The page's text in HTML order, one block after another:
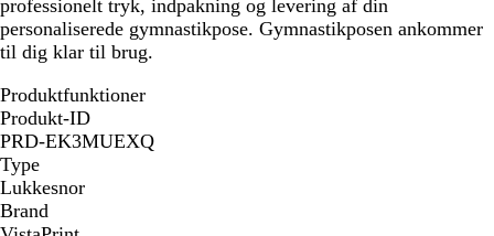
professionelt tryk, indpakning og levering af din
personaliserede gymnastikpose. Gymnastikposen ankommer
til dig klar til brug.
Produktfunktioner
Produkt-ID
PRD-EK3MUEXQ
Type
Lukkesnor
Brand